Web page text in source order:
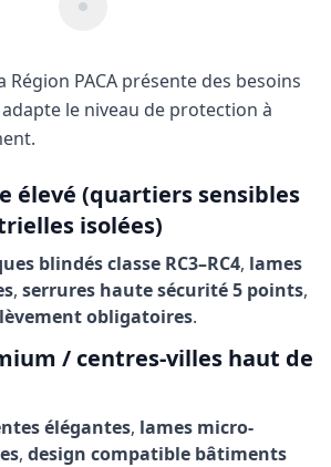
Région PACA présente des besoins
le niveau de protection à
élevé (quartiers sensibles
isolées)
blindés classe RC3–RC4, lames
, serrures haute sécurité 5 points,
obligatoires.
/ centres-villes haut de
élégantes, lames micro-
, design compatible bâtiments